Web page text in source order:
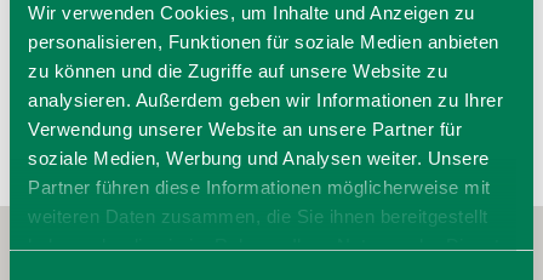
Wir verwenden Cookies, um Inhalte und Anzeigen zu
personalisieren, Funktionen für soziale Medien anbieten
zu können und die Zugriffe auf unsere Website zu
analysieren. Außerdem geben wir Informationen zu Ihrer
Verwendung unserer Website an unsere Partner für
soziale Medien, Werbung und Analysen weiter. Unsere
Partner führen diese Informationen möglicherweise mit
weiteren Daten zusammen, die Sie ihnen bereitgestellt
haben oder die sie im Rahmen Ihrer Nutzung der Dienste
Wir bitten um Verständnis.